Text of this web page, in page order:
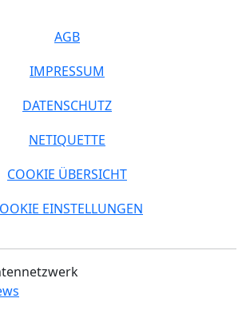
AGB
IMPRESSUM
DATENSCHUTZ
NETIQUETTE
COOKIE ÜBERSICHT
EINSTELLUNGEN